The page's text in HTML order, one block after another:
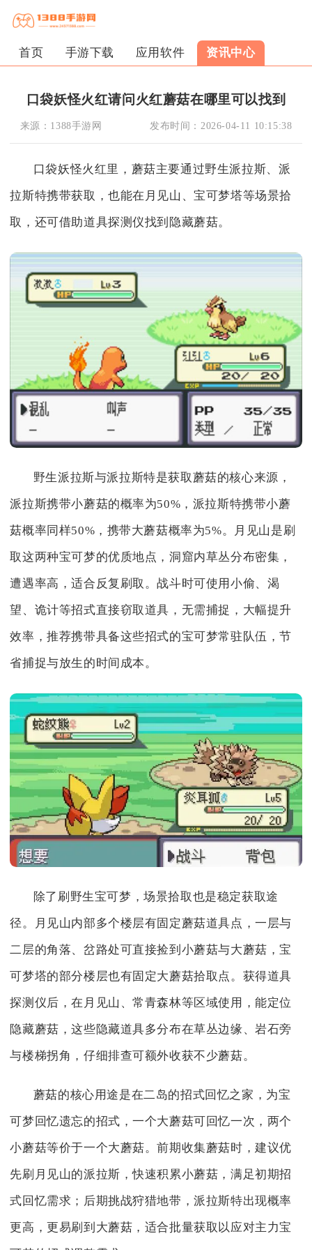
首页 手游下载 应用软件 资讯中心
口袋妖怪火红请问火红蘑菇在哪里可以找到
来源： 1388手游网 发布时间： 2026-04-11 10:15:38
口袋妖怪火红里，蘑菇主要通过野生派拉斯、派
拉斯特携带获取，也能在月见山、宝可梦塔等场景拾
取，还可借助道具探测仪找到隐藏蘑菇。
野生派拉斯与派拉斯特是获取蘑菇的核心来源，
派拉斯携带小蘑菇的概率为50%，派拉斯特携带小蘑
菇概率同样50%，携带大蘑菇概率为5%。月见山是刷
取这两种宝可梦的优质地点，洞窟内草丛分布密集，
遭遇率高，适合反复刷取。战斗时可使用小偷、渴
望、诡计等招式直接窃取道具，无需捕捉，大幅提升
效率，推荐携带具备这些招式的宝可梦常驻队伍，节
省捕捉与放生的时间成本。
除了刷野生宝可梦，场景拾取也是稳定获取途
径。月见山内部多个楼层有固定蘑菇道具点，一层与
二层的角落、岔路处可直接捡到小蘑菇与大蘑菇，宝
可梦塔的部分楼层也有固定大蘑菇拾取点。获得道具
探测仪后，在月见山、常青森林等区域使用，能定位
隐藏蘑菇，这些隐藏道具多分布在草丛边缘、岩石旁
与楼梯拐角，仔细排查可额外收获不少蘑菇。
蘑菇的核心用途是在二岛的招式回忆之家，为宝
可梦回忆遗忘的招式，一个大蘑菇可回忆一次，两个
小蘑菇等价于一个大蘑菇。前期收集蘑菇时，建议优
先刷月见山的派拉斯，快速积累小蘑菇，满足初期招
式回忆需求；后期挑战狩猎地带，派拉斯特出现概率
更高，更易刷到大蘑菇，适合批量获取以应对主力宝